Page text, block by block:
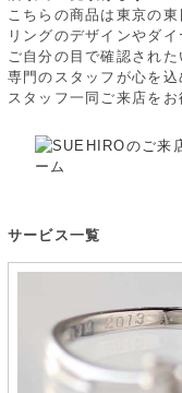
こちらの商品は東京の
リングのデザインやダ
ご自分の目で確認された
専門のスタッフが心を込
スタッフ一同ご来店をお
サービス一覧